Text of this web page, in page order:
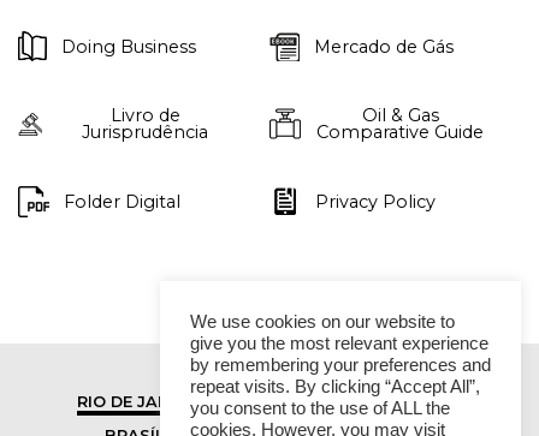
Doing Business Mercado de Gás
Livro de
Jurisprudência
Oil & Gas
Comparative Guide
Folder Digital Privacy Policy
RIO DE JANEIRO
SÃO PAULO
We use cookies on our website to
give you the most relevant experience
by remembering your preferences and
repeat visits. By clicking “Accept All”,
you consent to the use of ALL the
cookies. However, you may visit